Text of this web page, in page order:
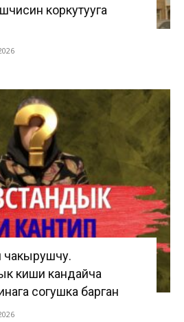
коркутууга
чакырушчу.
киши кандайча
согушка барган